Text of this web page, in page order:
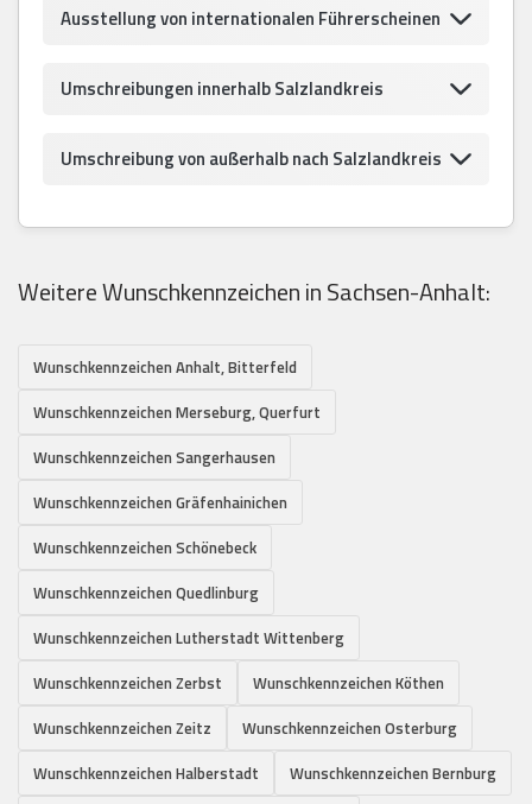
Ausstellung von internationalen Führerscheinen
Umschreibungen innerhalb Salzlandkreis
Umschreibung von außerhalb nach Salzlandkreis
Weitere Wunschkennzeichen in Sachsen-Anhalt:
Wunschkennzeichen Anhalt, Bitterfeld
Wunschkennzeichen Merseburg, Querfurt
Wunschkennzeichen Sangerhausen
Wunschkennzeichen Gräfenhainichen
Wunschkennzeichen Schönebeck
Wunschkennzeichen Quedlinburg
Wunschkennzeichen Lutherstadt Wittenberg
Wunschkennzeichen Zerbst
Wunschkennzeichen Köthen
Wunschkennzeichen Zeitz
Wunschkennzeichen Osterburg
Wunschkennzeichen Halberstadt
Wunschkennzeichen Bernburg